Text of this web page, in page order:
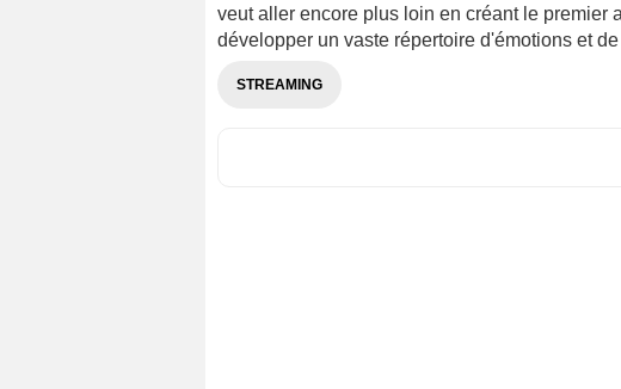
veut aller encore plus loin en créant le premier
développer un vaste répertoire d'émotions et
STREAMING